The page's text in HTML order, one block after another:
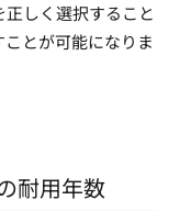
しく選択すること
とが可能になりま
耐用年数